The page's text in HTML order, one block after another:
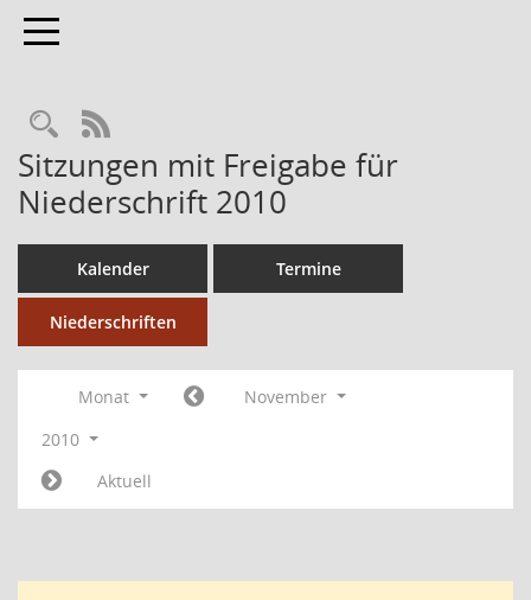
Toggle navigation
RSS-Feed
Sitzungen mit Freigabe für
Niederschrift 2010
Kalender Termine
Niederschriften
Monat
November
2010
Aktuell